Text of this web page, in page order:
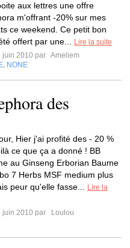
aux lettres une offre
m'offrant -20% sur mes
ce weekend. Ce petit bon
offert par une...
Lire la suite
juin 2010 par Ameliem
NONE
des
Hier j'ai profité des - 20 %
ce que ça a donné ! BB
au Ginseng Erborian Baume
7 Herbs MSF medium plus
peur qu'elle fasse...
Lire la
juin 2010 par
Loulou